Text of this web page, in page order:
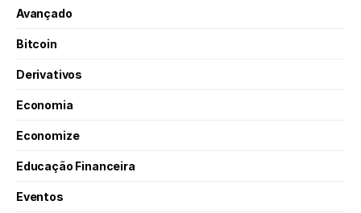
Avançado
Bitcoin
Derivativos
Economia
Economize
Educação Financeira
Eventos